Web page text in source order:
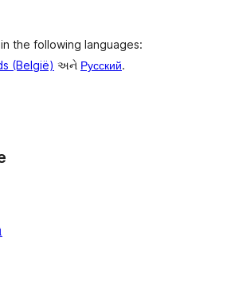
the following languages:
(België) અને Русский.